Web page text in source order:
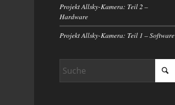
Projekt Allsky-Kamera: Teil 2 –
Hardware
Projekt Allsky-Kamera: Teil 1 – Software